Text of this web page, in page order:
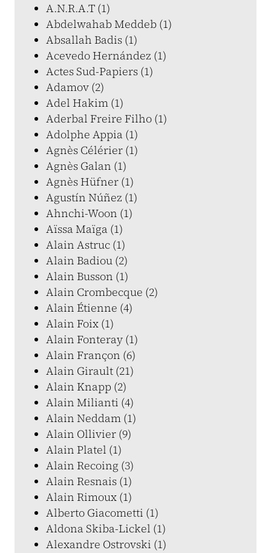
A.N.R.A.T (1)
Abdelwahab Meddeb (1)
Absallah Badis (1)
Acevedo Hernández (1)
Actes Sud-Papiers (1)
Adamov (2)
Adel Hakim (1)
Aderbal Freire Filho (1)
Adolphe Appia (1)
Agnès Célérier (1)
Agnès Galan (1)
Agnès Hüfner (1)
Agustín Núñez (1)
Ahnchi-Woon (1)
Aïssa Maïga (1)
Alain Astruc (1)
Alain Badiou (2)
Alain Busson (1)
Alain Crombecque (2)
Alain Étienne (4)
Alain Foix (1)
Alain Fonteray (1)
Alain Françon (6)
Alain Girault (21)
Alain Knapp (2)
Alain Milianti (4)
Alain Neddam (1)
Alain Ollivier (9)
Alain Platel (1)
Alain Recoing (3)
Alain Resnais (1)
Alain Rimoux (1)
Alberto Giacometti (1)
Aldona Skiba-Lickel (1)
Alexandre Ostrovski (1)